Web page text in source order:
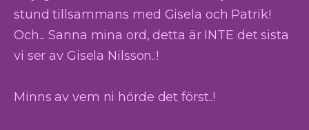
stund tillsammans med Gisela och Patrik!
Och... Sanna mina ord, detta är INTE det sista
vi ser av Gisela Nilsson..!
Minns av vem ni hörde det först..!